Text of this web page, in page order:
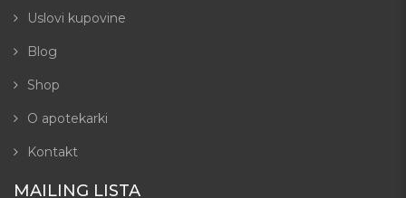
Uslovi kupovine
Blog
Shop
O apotekarki
Kontakt
MAILING LISTA